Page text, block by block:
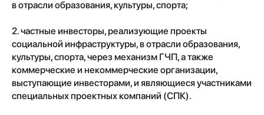
в отрасли образования, культуры, спорта;
2. частные инвесторы, реализующие проекты
социальной инфраструктуры, в отрасли образования,
культуры, спорта, через механизм ГЧП, а также
коммерческие и некоммерческие организации,
выступающие инвесторами, и являющиеся участниками
специальных проектных компаний (СПК).